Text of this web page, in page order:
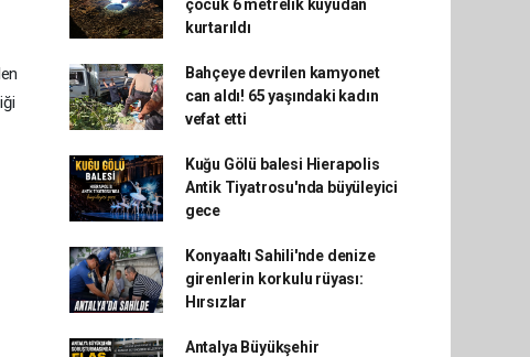
çocuk 6 metrelik kuyudan
kurtarıldı
Bahçeye devrilen kamyonet
can aldı! 65 yaşındaki kadın
vefat etti
Kuğu Gölü balesi Hierapolis
Antik Tiyatrosu'nda büyüleyici
gece
Konyaaltı Sahili'nde denize
girenlerin korkulu rüyası:
Hırsızlar
Antalya Büyükşehir